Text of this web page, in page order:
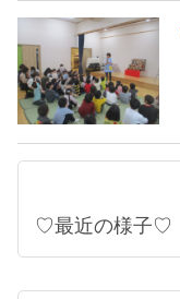
♡最近の様子♡